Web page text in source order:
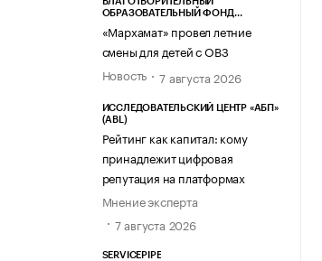
ОБРАЗОВАТЕЛЬНЫЙ ФОНД
«Мархамат» провел летние
смены для детей с ОВЗ
Новость
7 августа 2026
ИССЛЕДОВАТЕЛЬСКИЙ ЦЕНТР «АБП»
(ABL)
Рейтинг как капитал: кому
принадлежит цифровая
репутация на платформах
Мнение эксперта
7 августа 2026
SERVICEPIPE